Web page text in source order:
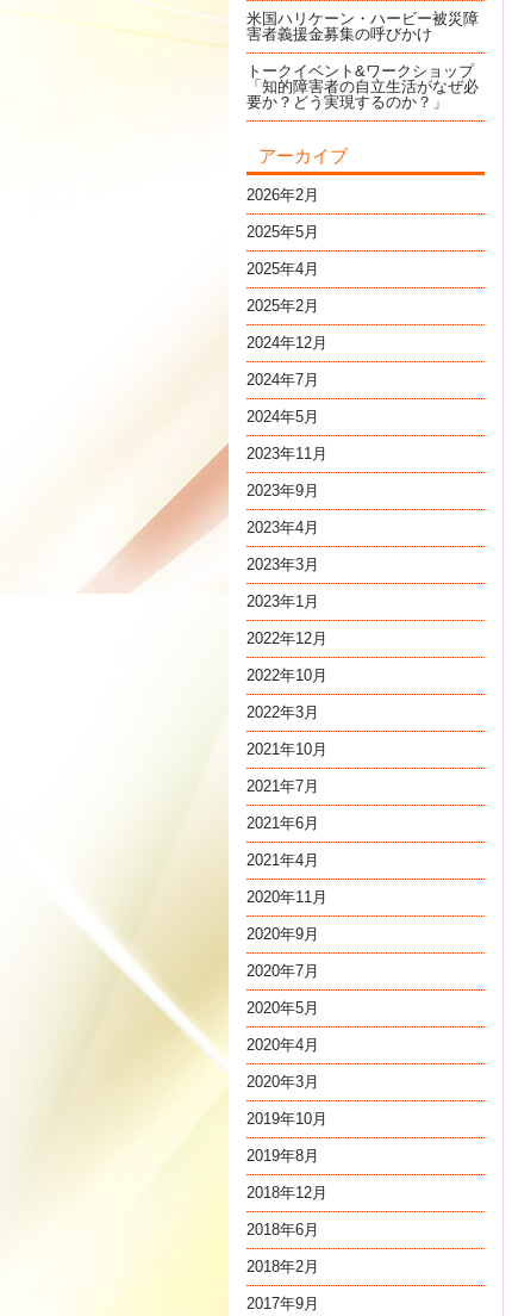
米国ハリケーン・ハービー被災障
害者義援金募集の呼びかけ
トークイベント&ワークショップ
「知的障害者の自立生活がなぜ必
要か？どう実現するのか？」
アーカイブ
2026年2月
2025年5月
2025年4月
2025年2月
2024年12月
2024年7月
2024年5月
2023年11月
2023年9月
2023年4月
2023年3月
2023年1月
2022年12月
2022年10月
2022年3月
2021年10月
2021年7月
2021年6月
2021年4月
2020年11月
2020年9月
2020年7月
2020年5月
2020年4月
2020年3月
2019年10月
2019年8月
2018年12月
2018年6月
2018年2月
2017年9月